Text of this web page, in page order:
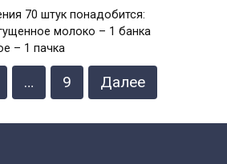
70 штук понадобится:
молоко – 1 банка
– 1 пачка
… 9 Далее